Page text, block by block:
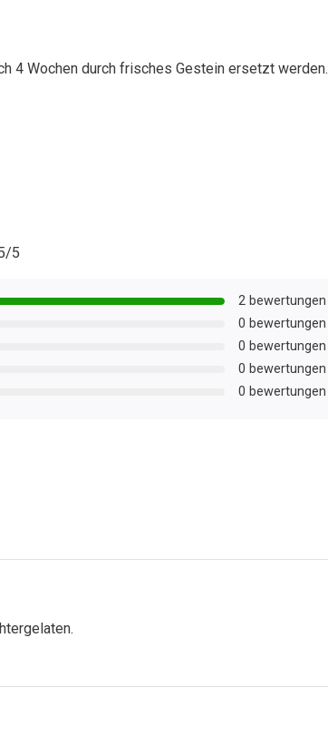
4 Wochen durch frisches Gestein ersetzt werden.
5
2 bewertungen
0 bewertungen
0 bewertungen
0 bewertungen
0 bewertungen